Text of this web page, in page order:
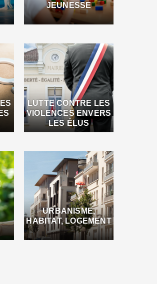
JEUNESSE
LUTTE CONTRE LES
VIOLENCES ENVERS
LES ÉLUS
URBANISME,
HABITAT, LOGEMENT